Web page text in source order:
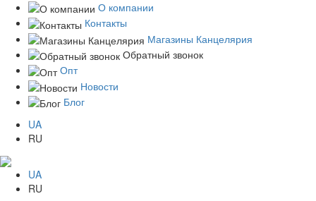
О компании
Контакты
Магазины Канцелярия
Обратный звонок
Опт
Новости
Блог
UA
RU
UA
RU